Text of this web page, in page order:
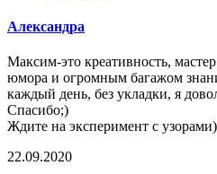
Александра
Максим-это креативность,
юмора и огромным багажом
каждый день, без укладки, я
Спасибо;)
Ждите на эксперимент с узорами)
22.09.2020